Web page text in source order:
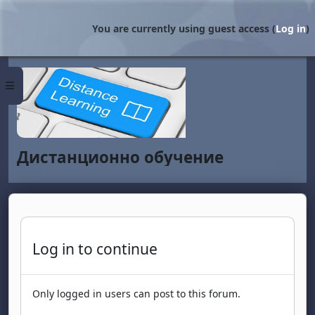
Side panel
You are currently using guest access (Log in)
Дистанционно обучение
Log in to continue
Only logged in users can post to this forum.